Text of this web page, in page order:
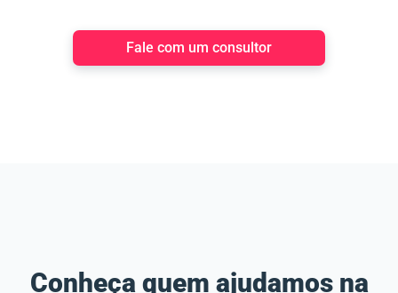
Fale com um consultor
Conheça quem ajudamos na